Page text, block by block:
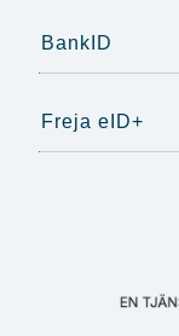
BankID
Freja eID+